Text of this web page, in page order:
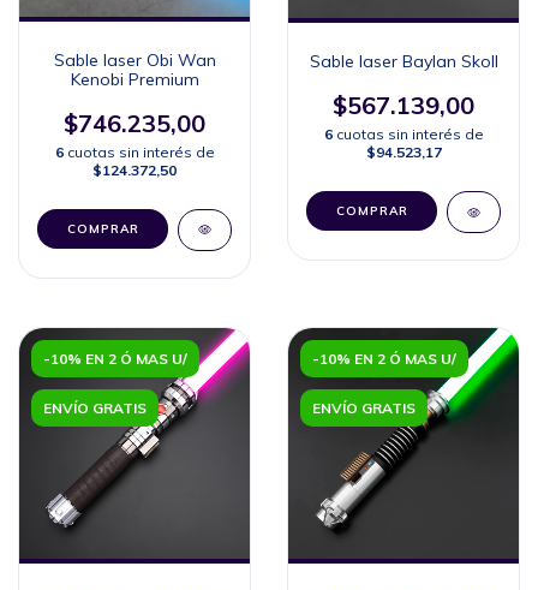
Sable laser Obi Wan
Kenobi Premium
$746.235,00
6 cuotas sin interés de
$124.372,50
COMPRAR
Sable laser Baylan Skoll
$567.139,00
6 cuotas sin interés de
$94.523,17
COMPRAR
-10% EN 2 Ó MAS U/
ENVÍO GRATIS
-10% EN 2 Ó MAS U/
ENVÍO GRATIS